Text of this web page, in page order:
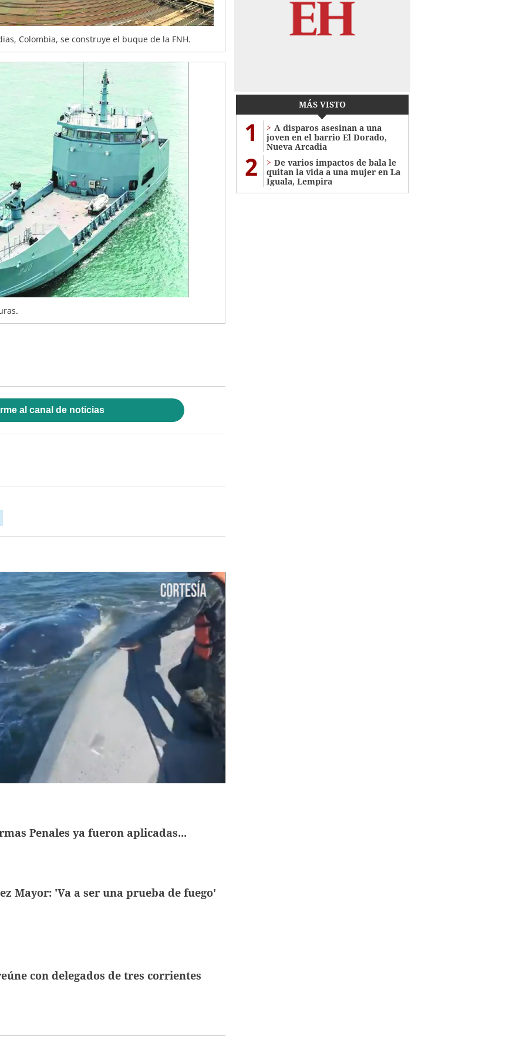
Colombia, se construye el buque de la FNH.
al canal de noticias
Penales ya fueron aplicadas...
Mayor: 'Va a ser una prueba de fuego'
con delegados de tres corrientes
MÁS VISTO
1
A disparos asesinan a una
joven en el barrio El Dorado,
Nueva Arcadia
2
De varios impactos de bala le
quitan la vida a una mujer en La
Iguala, Lempira